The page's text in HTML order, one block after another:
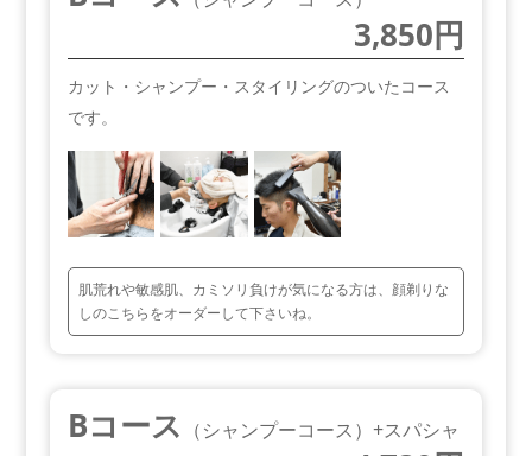
3,850円
カット・シャンプー・スタイリングのついたコース
です。
肌荒れや敏感肌、カミソリ負けが気になる方は、顔剃りな
しのこちらをオーダーして下さいね。
Bコース （シャンプーコース）+スパシャ